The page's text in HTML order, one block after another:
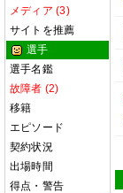
メディア (3)
サイトを推薦
選手
選手名鑑
故障者 (2)
移籍
エピソード
契約状況
出場時間
得点・警告